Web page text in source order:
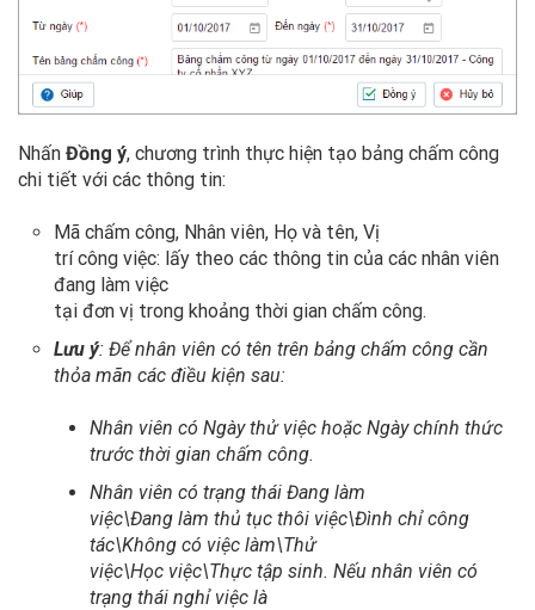
Nhấn Đồng ý, chương trình thực hiện tạo bảng chấm công
chi tiết với các thông tin:
Mã chấm công, Nhân viên, Họ và tên, Vị
trí công việc: lấy theo các thông tin của các nhân viên
đang làm việc
tại đơn vị trong khoảng thời gian chấm công.
Lưu ý: Để nhân viên có tên trên bảng chấm công cần
thỏa mãn các điều kiện sau:
Nhân viên có Ngày thử việc hoặc Ngày chính thức
trước thời gian chấm công.
Nhân viên có trạng thái Đang làm
việc\Đang làm thủ tục thôi việc\Đình chỉ công
tác\Không có việc làm\Thử
việc\Học việc\Thực tập sinh. Nếu nhân viên có
trạng thái nghỉ việc là